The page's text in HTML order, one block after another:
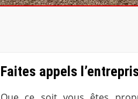
Faites appels